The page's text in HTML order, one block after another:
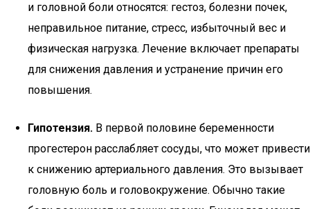
и головной боли относятся: гестоз, болезни почек,
неправильное питание, стресс, избыточный вес и
физическая нагрузка. Лечение включает препараты
для снижения давления и устранение причин его
повышения.
Гипотензия. В первой половине беременности
прогестерон расслабляет сосуды, что может привести
к снижению артериального давления. Это вызывает
головную боль и головокружение. Обычно такие